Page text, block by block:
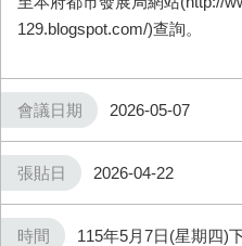
129.blogspot.com/)查詢。
會議日期 2026-05-07
張貼日 2026-04-22
時間 115年5月7日(星期四)